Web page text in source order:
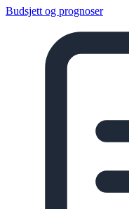
Budsjett og prognoser